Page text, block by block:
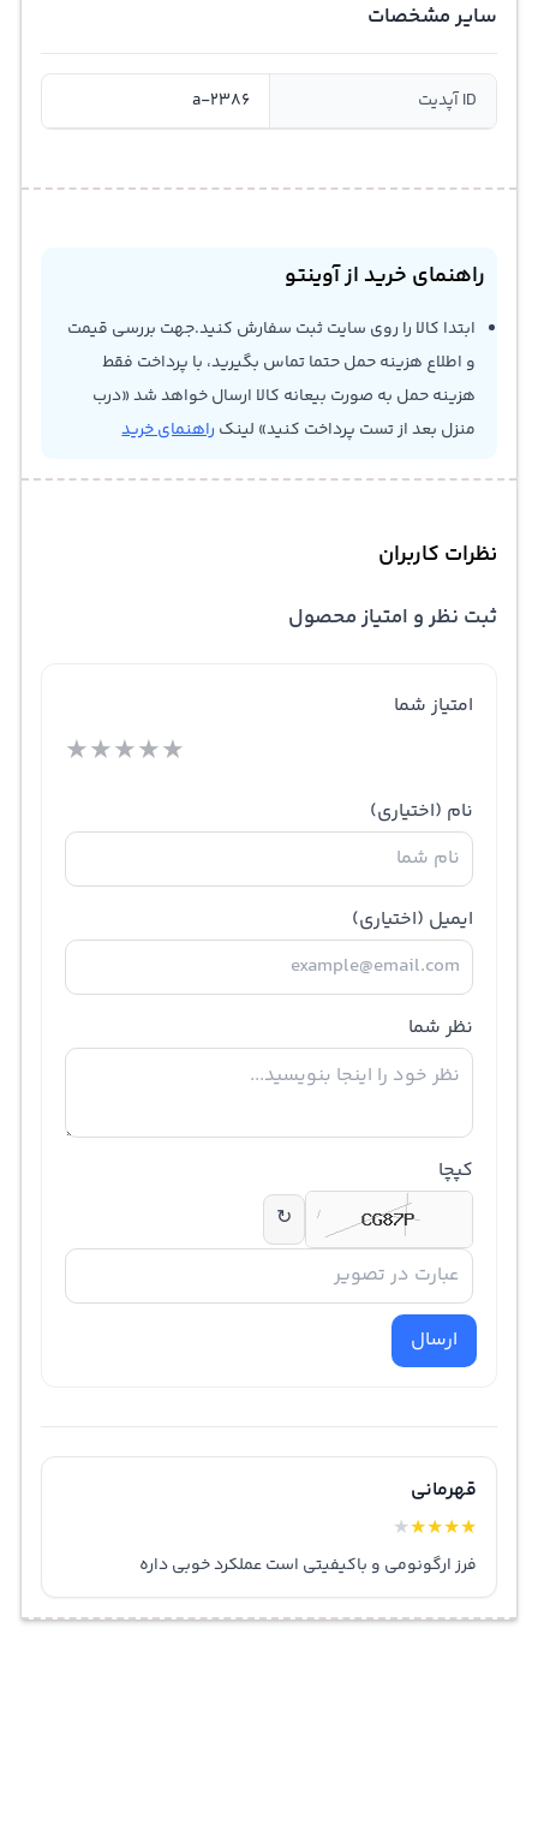
سایر مشخصات
ID آپدیت a-2386
راهنمای خرید از آوینتو
ابتدا کالا را روی سایت ثبت سفارش کنید.جهت بررسی قیمت
و اطلاع هزینه حمل حتما تماس بگیرید، با پرداخت فقط
هزینه حمل به صورت بیعانه کالا ارسال خواهد شد «درب
منزل بعد از تست پرداخت کنید» لینک راهنمای خرید
نظرات کاربران
ثبت نظر و امتیاز محصول
امتیاز شما
★★★★★
نام (اختیاری)
ایمیل (اختیاری)
نظر شما
کپچا
↻
ارسال
قهرمانی
★
★
★
★
★
فرز ارگونومی و باکیفیتی است عملکرد خوبی داره